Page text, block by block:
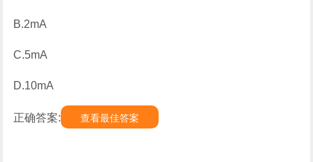
B.2mA
C.5mA
D.10mA
正确答案: 查看最佳答案